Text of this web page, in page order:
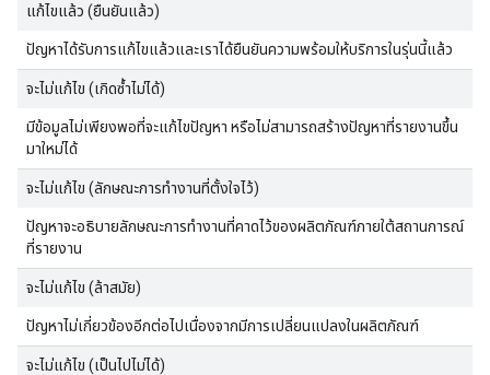
แก้ไขแล้ว (ยืนยันแล้ว)
ปัญหาได้รับการแก้ไขแล้วและเราได้ยืนยันความพร้อมให้บริการในรุ่นนี้แล้ว
จะไม่แก้ไข (เกิดซ้ำไม่ได้)
มีข้อมูลไม่เพียงพอที่จะแก้ไขปัญหา หรือไม่สามารถสร้างปัญหาที่รายงานขึ้น
มาใหม่ได้
จะไม่แก้ไข (ลักษณะการทำงานที่ตั้งใจไว้)
ปัญหาจะอธิบายลักษณะการทำงานที่คาดไว้ของผลิตภัณฑ์ภายใต้สถานการณ์
ที่รายงาน
จะไม่แก้ไข (ล้าสมัย)
ปัญหาไม่เกี่ยวข้องอีกต่อไปเนื่องจากมีการเปลี่ยนแปลงในผลิตภัณฑ์
จะไม่แก้ไข (เป็นไปไม่ได้)